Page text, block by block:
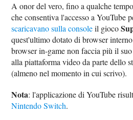
A onor del vero, fino a qualche
che consentiva l'accesso a YouTube
scaricavano sulla consoleil gioco
quest'ultimo dotato di browser
browser in-game non faccia più il
alla piattaforma video da parte dello
(almeno nel momento in cui scrivo).
Nota: l'applicazione di YouTube
Nintendo Switch.